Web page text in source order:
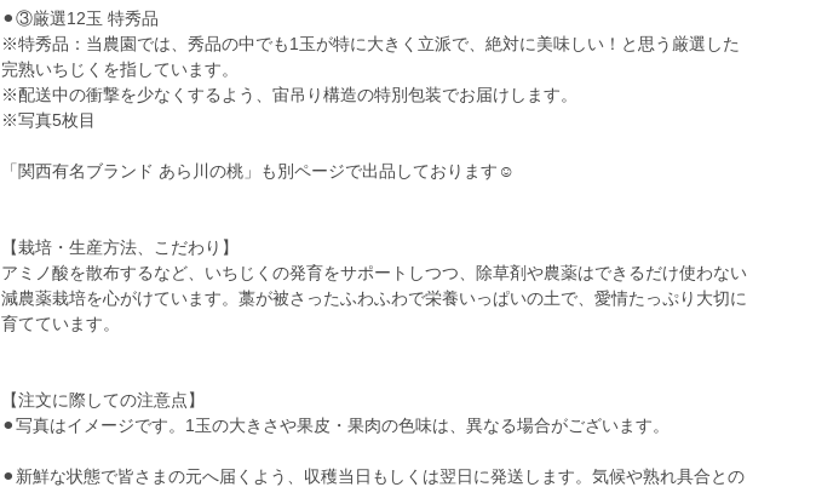
⚫︎③厳選12玉 特秀品
※特秀品：当農園では、秀品の中でも1玉が特に大きく立派で、絶対に美味しい！と思う厳選した
完熟いちじくを指しています。
※配送中の衝撃を少なくするよう、宙吊り構造の特別包装でお届けします。
※写真5枚目
「関西有名ブランド あら川の桃」も別ページで出品しております☺︎
【栽培・生産方法、こだわり】
アミノ酸を散布するなど、いちじくの発育をサポートしつつ、除草剤や農薬はできるだけ使わない
減農薬栽培を心がけています。藁が被さったふわふわで栄養いっぱいの土で、愛情たっぷり大切に
育てています。
【注文に際しての注意点】
⚫︎写真はイメージです。1玉の大きさや果皮・果肉の色味は、異なる場合がございます。
⚫︎新鮮な状態で皆さまの元へ届くよう、収穫当日もしくは翌日に発送します。気候や熟れ具合との